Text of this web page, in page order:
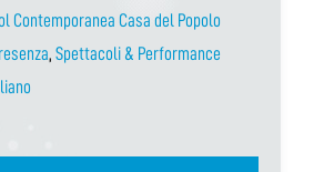
Contemporanea Casa del Popolo
, Spettacoli & Performance